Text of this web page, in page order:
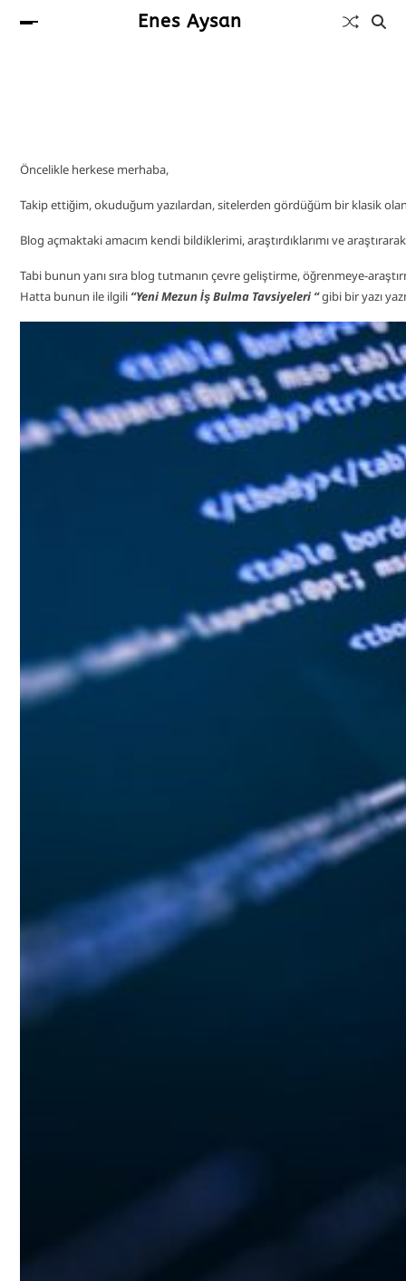
Enes Aysan
Öncelikle herkese merhaba,
Takip ettiğim, okuduğum yazılardan, sitelerden gördüğüm bir klasik
Blog açmaktaki amacım kendi bildiklerimi, araştırdıklarımı ve
Tabi bunun yanı sıra blog tutmanın çevre geliştirme, öğrenmeye-
Hatta bunun ile ilgili “Yeni Mezun İş Bulma Tavsiyeleri “gibi bir yazı